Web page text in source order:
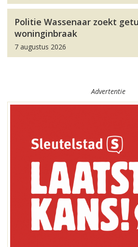
Politie Wassenaar zoekt
woninginbraak
7 augustus 2026
Advertentie